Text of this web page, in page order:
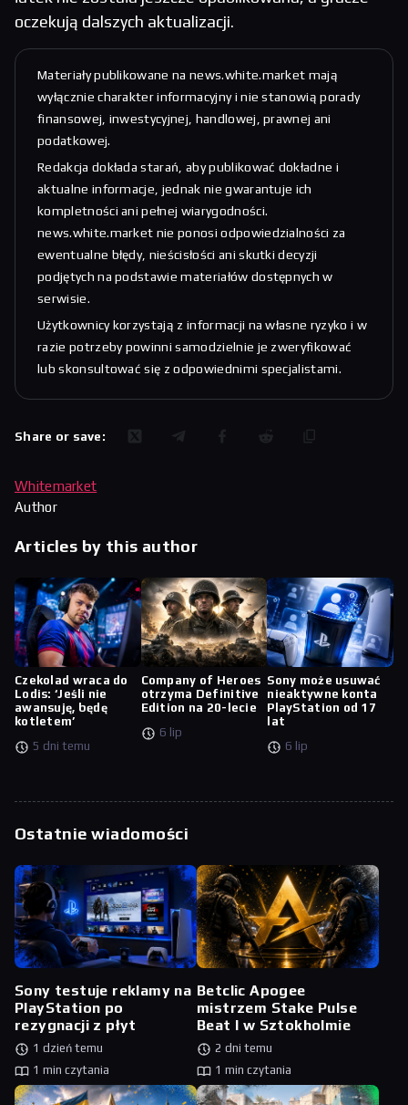
oczekują dalszych aktualizacji.
Materiały publikowane na news.white.market mają
wyłącznie charakter informacyjny i nie stanowią porady
finansowej, inwestycyjnej, handlowej, prawnej ani
podatkowej.
Redakcja dokłada starań, aby publikować dokładne i
aktualne informacje, jednak nie gwarantuje ich
kompletności ani pełnej wiarygodności.
news.white.market nie ponosi odpowiedzialności za
ewentualne błędy, nieścisłości ani skutki decyzji
podjętych na podstawie materiałów dostępnych w
serwisie.
Użytkownicy korzystają z informacji na własne ryzyko i w
razie potrzeby powinni samodzielnie je zweryfikować
lub skonsultować się z odpowiednimi specjalistami.
Share or save:
Whitemarket
Author
Articles by this author
Czekolad wraca do
Lodis: ‘Jeśli nie
awansuję, będę
kotletem’
5 dni temu
Company of Heroes
otrzyma Definitive
Edition na 20-lecie
6 lip
Sony może usuwać
nieaktywne konta
PlayStation od 17
lat
6 lip
Ostatnie wiadomości
Sony testuje reklamy na
PlayStation po
rezygnacji z płyt
1 dzień temu
1 min czytania
Betclic Apogee
mistrzem Stake Pulse
Beat I w Sztokholmie
2 dni temu
1 min czytania